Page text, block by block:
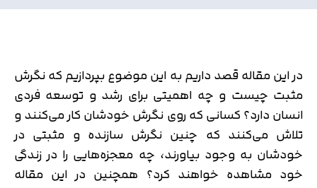
در این مقاله قصد داریم به این موضوع بپردازیم که نگرش
مثبت چیست و چه اهمیتی برای رشد و توسعه فردی
انسان دارد؟ کسانی که روی نگرش خودشان کار می‌کنند و
تلاش می‌کنند که چنین نگرش سازنده و مثبتی در
خودشان به وجود بیاورند، چه معجزه‌هایی را در زندگی
خود مشاهده خواهند کرد؟ همچنین در این مقاله